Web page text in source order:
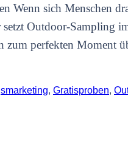
sich Menschen
Outdoor-Sampling
perfekten Moment
, Gratisproben,